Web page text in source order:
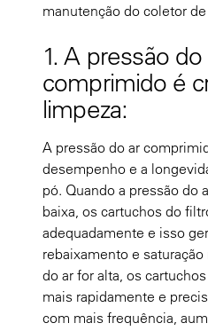
manutenção do coletor
1. A pressão do
comprimido é
limpeza:
A pressão do ar
desempenho e a
pó. Quando a pressão do
baixa, os cartuchos do
adequadamente e isso
rebaixamento e
do ar for alta, os
mais rapidamente e
com mais frequência,